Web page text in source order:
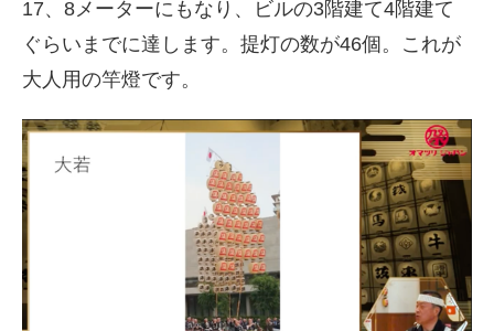
17、8メーターにもなり、ビルの3階建て4階建て
ぐらいまでに達します。提灯の数が46個。これが
大人用の竿燈です。